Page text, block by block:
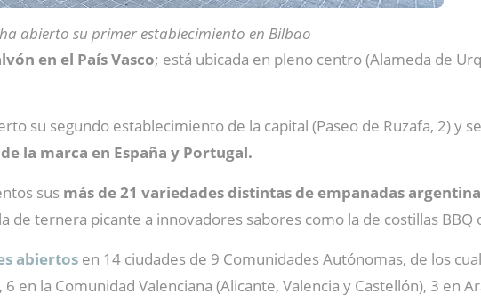
abierto su primer establecimiento en Bilbao
en el País Vasco; está ubicada en pleno centro (Alameda de
su segundo establecimiento de la capital (Paseo de Ruzafa, 2) y
la marca en España y Portugal.
sus más de 21 variedades distintas de empanadas
de ternera picante a innovadores sabores como la de costillas
abiertos en 14 ciudades de 9 Comunidades Autónomas, de los
en la Comunidad Valenciana (Alicante, Valencia y Castellón), 3 en